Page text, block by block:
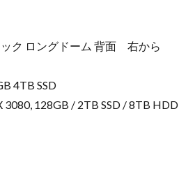
ック ロングドーム 背面 右から
4TB SSD
128GB / 2TB SSD / 8TB HDD